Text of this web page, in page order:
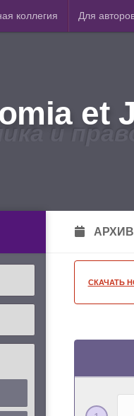
коллегия Для
et
и
СКАЧАТЬ